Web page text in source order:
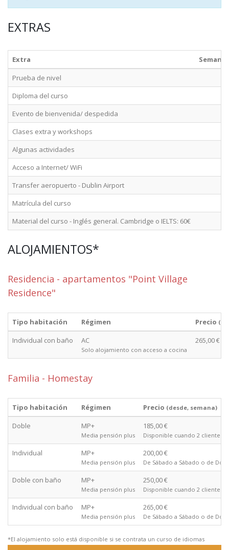
EXTRAS
Extra
Semanas
Prueba de nivel
Diploma del curso
Evento de bienvenida/ despedida
Clases extra y workshops
Algunas actividades
Acceso a Internet/ WiFi
Transfer aeropuerto - Dublin Airport
Matrícula del curso
Material del curso - Inglés general. Cambridge o IELTS: 60€
ALOJAMIENTOS*
Residencia - apartamentos "Point Village
Residence"
Tipo habitación Régimen Precio
Individual con baño AC
Solo alojamiento con acceso a cocina
265,00 €
Familia - Homestay
Tipo habitación Régimen Precio (desde, semana)
Doble MP+
Media pensión plus
185,00 €
Disponible cuando 2 clientes
Individual MP+
Media pensión plus
200,00 €
De Sábado a Sábado o de
Doble con baño MP+
Media pensión plus
250,00 €
Disponible cuando 2 clientes
Individual con baño MP+
Media pensión plus
265,00 €
De Sábado a Sábado o de
*El alojamiento solo está disponible si se contrata un curso de idiomas